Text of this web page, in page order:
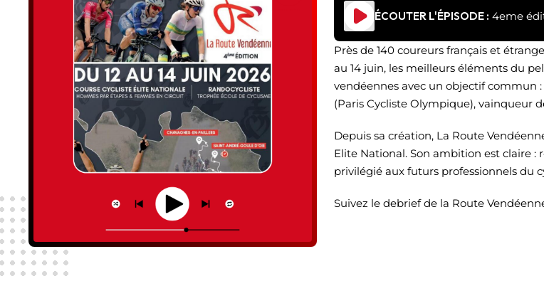
ÉCOUTER L'ÉPISODE : 4eme
Près de 140 coureurs français et
au 14 juin, les meilleurs éléments du
vendéennes avec un objectif commun
(Paris Cycliste Olympique), vainqueur
Depuis sa création, La Route
Elite National. Son ambition est claire :
privilégié aux futurs professionnels du
Suivez le debrief de la Route